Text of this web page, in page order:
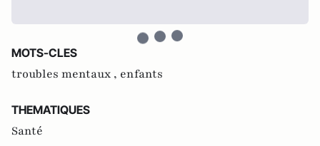
MOTS-CLES
troubles mentaux , enfants
THEMATIQUES
Santé